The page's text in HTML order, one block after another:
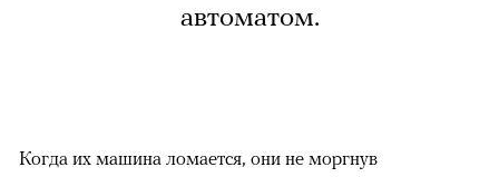
автоматом.
Когда их машина ломается, они не моргнув